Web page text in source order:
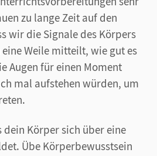
zu lange Zeit auf den
wir die Signale des Körpers
Weile mitteilt, wie gut es
Augen für einen Moment
mal aufstehen würden, um
Körper sich über eine
Übe Körperbewusstsein